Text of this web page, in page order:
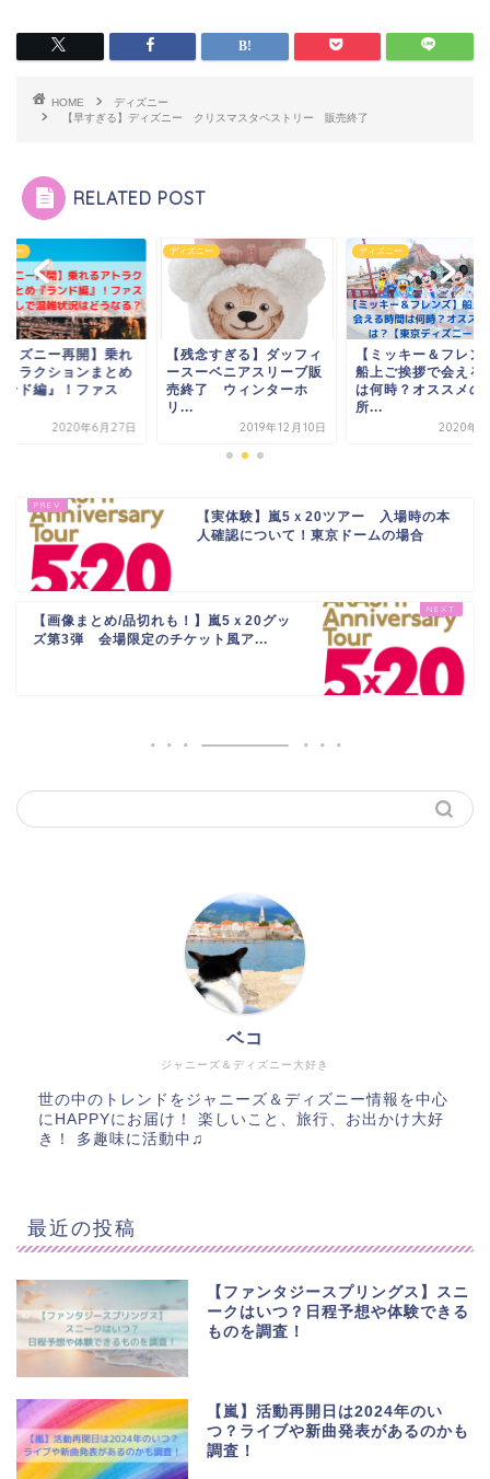
HOME
ディズニー
【早すぎる】ディズニー クリスマスタペストリー 販売終了
RELATED POST
ニー
ィズニー再開】乗れ
トラクションまとめ
ンド編』！ファス
2020年6月27日
ディズニー
【残念すぎる】ダッフィ
ースーベニアスリーブ販
売終了 ウィンターホ
リ...
2019年12月10日
ディズニー
【ミッキー＆フレン
船上ご挨拶で会える
は何時？オススメの
所...
2020年8
【実体験】嵐5ｘ20ツアー 入場時の本
人確認について！東京ドームの場合
【画像まとめ/品切れも！】嵐5ｘ20グッ
ズ第3弾 会場限定のチケット風ア...
ジャニーズ＆ディズニー大好き
ベコ
世の中のトレンドをジャニーズ＆ディズニー情報を中心
にHAPPYにお届け！ 楽しいこと、旅行、お出かけ大好
き！ 多趣味に活動中♫
最近の投稿
【ファンタジースプリングス】スニ
ークはいつ？日程予想や体験できる
ものを調査！
【嵐】活動再開日は2024年のい
つ？ライブや新曲発表があるのかも
調査！